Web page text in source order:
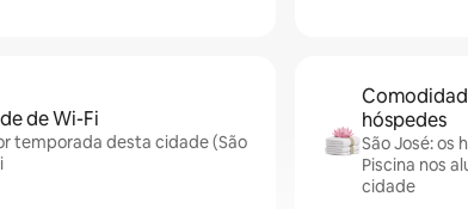
de Wi-Fi
temporada desta cidade (São
hóspedes
São José: os
Piscina nos
cidade